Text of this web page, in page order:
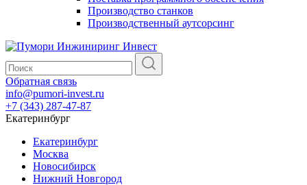
Производство станков
Производственный аутсорсинг
Обратная связь
info@pumori-invest.ru
+7 (343) 287-47-87
Екатеринбург
Екатеринбург
Москва
Новосибирск
Нижний Новгород